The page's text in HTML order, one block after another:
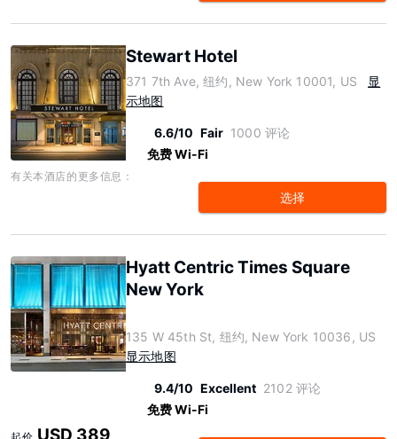
Stewart Hotel
371 7th Ave, 纽约, New York 10001, US
显
示地图
6.6/10 Fair 1000 评论
免费 Wi-Fi
有关本酒店的更多信息：
选择
Hyatt Centric Times Square
New York
135 W 45th St, 纽约, New York 10036, US
显示地图
9.4/10 Excellent 2102 评论
免费 Wi-Fi